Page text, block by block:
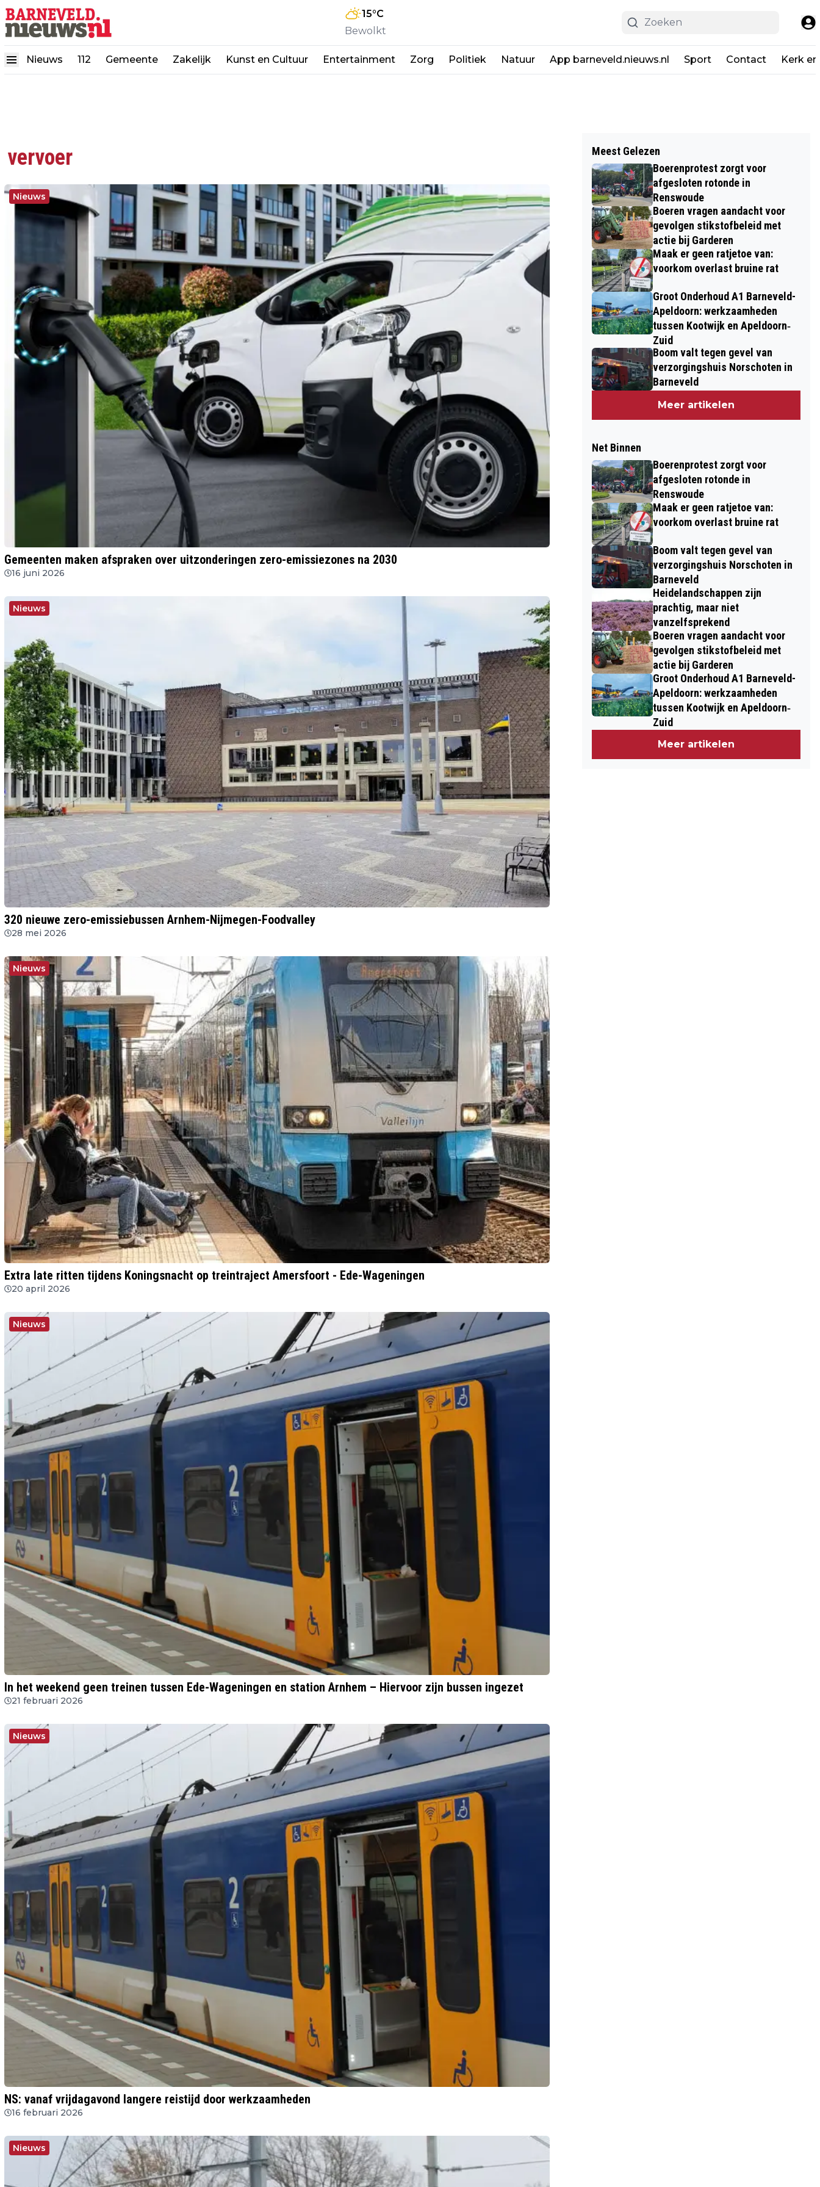
15°C
Bewolkt
Nieuws 112 Gemeente Zakelijk Kunst en Cultuur Entertainment Zorg Politiek Natuur App barneveld.nieuws.nl Sport Contact Kerk
vervoer
Nieuws
Gemeenten maken afspraken over uitzonderingen zero-emissiezones na 2030
16 juni 2026
Nieuws
320 nieuwe zero-emissiebussen Arnhem-Nijmegen-Foodvalley
28 mei 2026
Nieuws
Extra late ritten tijdens Koningsnacht op treintraject Amersfoort - Ede-Wageningen
20 april 2026
Nieuws
In het weekend geen treinen tussen Ede-Wageningen en station Arnhem – Hiervoor zijn bussen ingezet
21 februari 2026
Nieuws
NS: vanaf vrijdagavond langere reistijd door werkzaamheden
16 februari 2026
Nieuws
Meest Gelezen
Boerenprotest zorgt voor
afgesloten rotonde in
Renswoude
Boeren vragen aandacht voor
gevolgen stikstofbeleid met
actie bij Garderen
Maak er geen ratjetoe van:
voorkom overlast bruine rat
Groot Onderhoud A1 Barneveld-
Apeldoorn: werkzaamheden
tussen Kootwijk en Apeldoorn‐
Zuid
Boom valt tegen gevel van
verzorgingshuis Norschoten in
Barneveld
Meer artikelen
Net Binnen
Boerenprotest zorgt voor
afgesloten rotonde in
Renswoude
Maak er geen ratjetoe van:
voorkom overlast bruine rat
Boom valt tegen gevel van
verzorgingshuis Norschoten in
Barneveld
Heidelandschappen zijn
prachtig, maar niet
vanzelfsprekend
Boeren vragen aandacht voor
gevolgen stikstofbeleid met
actie bij Garderen
Groot Onderhoud A1 Barneveld-
Apeldoorn: werkzaamheden
tussen Kootwijk en Apeldoorn‐
Zuid
Meer artikelen